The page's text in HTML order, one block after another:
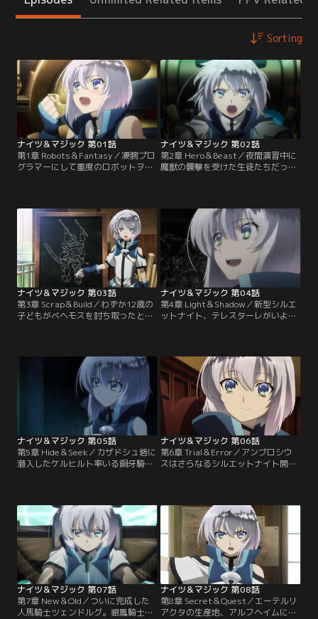
Sorting
ナイツ＆マジック 第01話
第1章 Robots＆Fantasy／凄腕プロ
グラマーにして重度のロボットヲタ
ロボットだぁ！」目の前に現れたシ
ルエットナイトに心を奪われた彼
は、ナイトランナーを目指して騎操
士学園に入学。持ち前の知識とプロ
グラマーの才能を活かし、学園中
に…。
ナイツ＆マジック 第02話
第2章 Hero＆Beast／夜間演習中に
魔獣の襲撃を受けた生徒たちだった
ているかのようだった。エルの予感
は的中し、やがて強大な魔獣ベヘモ
スが現れる。ベヘモスのような師団
級魔獣の出現は建国以来300年ぶ
り。ヤントゥネン騎士団を総動員し
ても…。
ナイツ＆マジック 第03話
第3章 Scrap＆Build／わずか12歳の
子どもがベヘモスを討ち取ったとい
千載一遇のチャンスととらえ、シル
エットナイトの心臓部エーテルリア
クタの製法に関する知識を願い出
る。国家機密を要求するという事態
に動揺する重鎮たち。だがアンブロ
シウスはエルの…。
ナイツ＆マジック 第04話
第4章 Light＆Shadow／新型シルエ
ットナイト、テレスターレがいよい
ドシュ砦にテレスターレを搬送し、
自ら性能を確かめようというのだ。
道中、魔獣シェイカーワームの襲撃
に遭い、予期せず実戦を経験したテ
レスターレだったが…。
ナイツ＆マジック 第05話
第5章 Hide＆Seek／カザドシュ砦に
潜入したケルヒルト率いる銅牙騎士
し、戦闘状態に突入。キッドとアデ
ィもシルエットギアを駆り、追撃に
加わった。一方、エルは砦に残った
賊を鎮圧するためシルエットギアで
出撃。無帽にも賊が操るテレスター
レに立ち向かっていく。
ナイツ＆マジック 第06話
第6章 Trial＆Error／アンブロシウ
スはさらなるシルエットナイト開発
模擬試合を命じた。ラボがカルダト
アの後継機開発を進める一方で、エ
ルはカザドシュ事変を教訓に、機動
力を重視した機体を投入することを
決意。そのためには、息の合った二
人の騎操士…。
ナイツ＆マジック 第07話
第7章 New＆Old／ついに完成した
人馬騎士ツェンドルグ。銀鳳騎士団
ナイツ＆マジック 第08話
第8章 Secret＆Quest／エーテルリ
アクタの生産地、アルフヘイムに魔